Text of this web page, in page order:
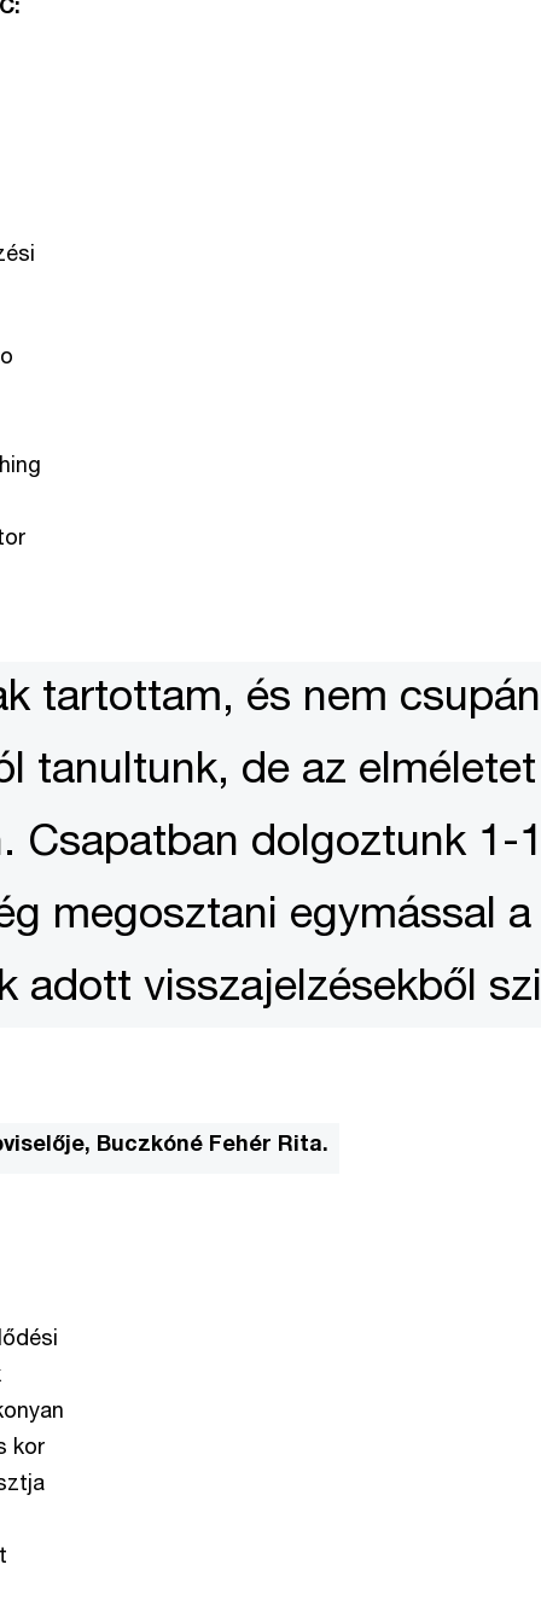
tartottam, és nem
tanultunk, de az elméletet
Csapatban dolgoztunk 1-
megosztani egymással
adott visszajelzésekből
Buczkóné Fehér Rita.
kor